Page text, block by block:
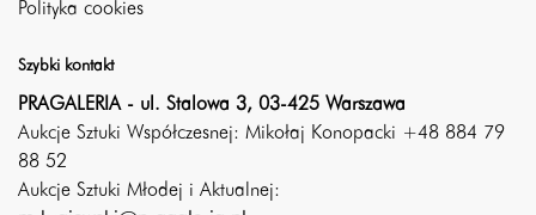
Polityka cookies
Szybki kontakt
PRAGALERIA - ul. Stalowa 3, 03-425 Warszawa
Aukcje Sztuki Współczesnej: Mikołaj Konopacki +48 884 79
88 52
Aukcje Sztuki Młodej i Aktualnej: